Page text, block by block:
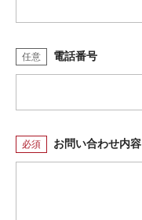
任意 電話番号
必須 お問い合わせ内容